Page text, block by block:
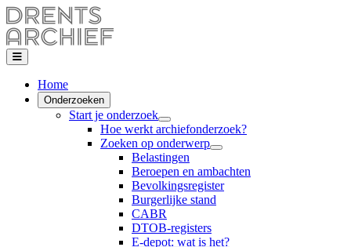
Home
Onderzoeken
Start je onderzoek
Hoe werkt archiefonderzoek?
Zoeken op onderwerp
Belastingen
Beroepen en ambachten
Bevolkingsregister
Burgerlijke stand
CABR
DTOB-registers
E-depot: wat is het?